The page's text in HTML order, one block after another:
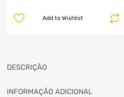
Add to Wishlist
DESCRIÇÃO
INFORMAÇÃO ADICIONAL